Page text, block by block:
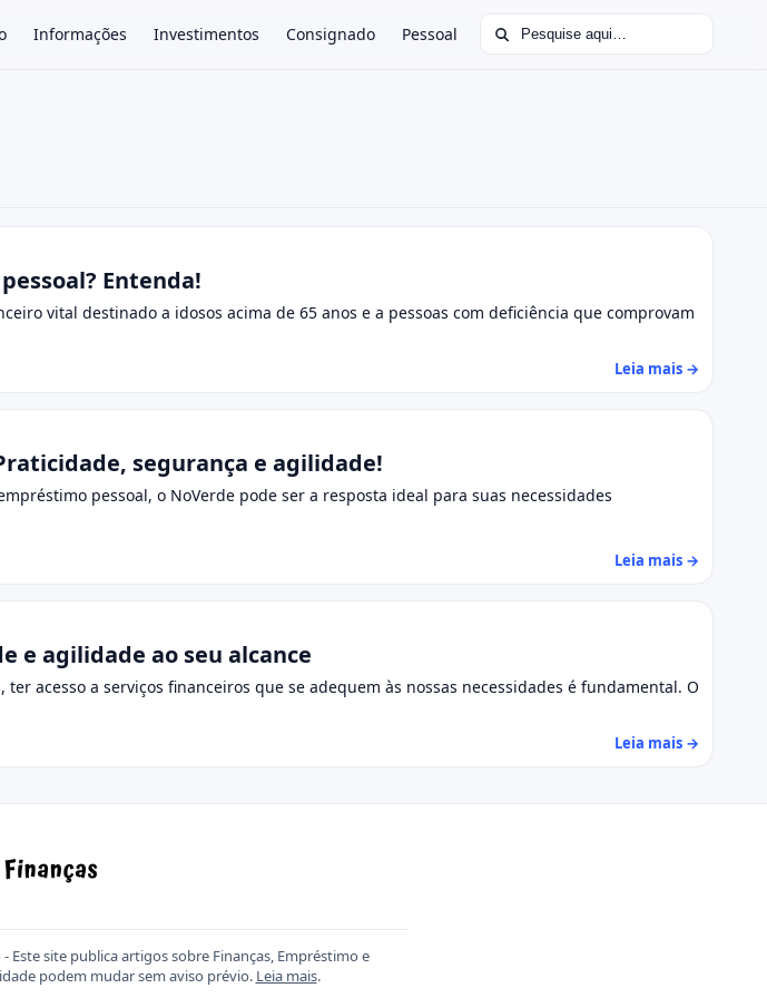
Informações Investimentos Consignado Pessoal Buscar por:
Entenda!
vital destinado a idosos acima de 65 anos e a pessoas com deficiência que comprovam
Leia mais →
segurança e agilidade!
pessoal, o NoVerde pode ser a resposta ideal para suas necessidades
Leia mais →
e agilidade ao seu alcance
acesso a serviços financeiros que se adequem às nossas necessidades é fundamental. O
Leia mais →
Este site publica artigos sobre Finanças, Empréstimo e
podem mudar sem aviso prévio. Leia mais.